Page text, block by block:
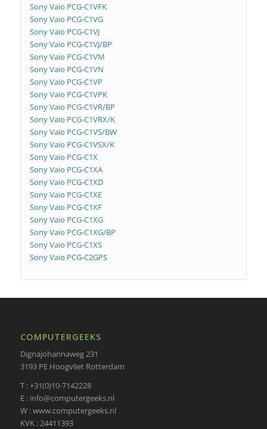
Sony Vaio PCG-C1VFK
Sony Vaio PCG-C1VG
Sony Vaio PCG-C1VJ
Sony Vaio PCG-C1VJ/BP
Sony Vaio PCG-C1VM
Sony Vaio PCG-C1VN
Sony Vaio PCG-C1VP
Sony Vaio PCG-C1VPK
Sony Vaio PCG-C1VR/BP
Sony Vaio PCG-C1VRX/K
Sony Vaio PCG-C1VS/BW
Sony Vaio PCG-C1VSX/K
Sony Vaio PCG-C1X
Sony Vaio PCG-C1XA
Sony Vaio PCG-C1XD
Sony Vaio PCG-C1XE
Sony Vaio PCG-C1XF
Sony Vaio PCG-C1XG
Sony Vaio PCG-C1XG/BP
Sony Vaio PCG-C1XS
Sony Vaio PCG-C2GPS
COMPUTERGEEKS
Dignajohannaweg 231
3193 PE Hoogvliet Rotterdam
T : +31(0)10-7142228
E : info@computergeeks.nl
W : www.computergeeks.nl
KVK : 24411393